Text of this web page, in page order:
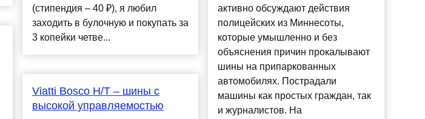
(стипендия – 40 ₽), я любил
заходить в булочную и покупать за
3 копейки четве...
Viatti Bosco H/T – шины с
высокой управляемостью
активно обсуждают действия
полицейских из Миннесоты,
которые умышленно и без
объяснения причин прокалывают
шины на припаркованных
автомобилях. Пострадали
машины как простых граждан, так
и журналистов. На